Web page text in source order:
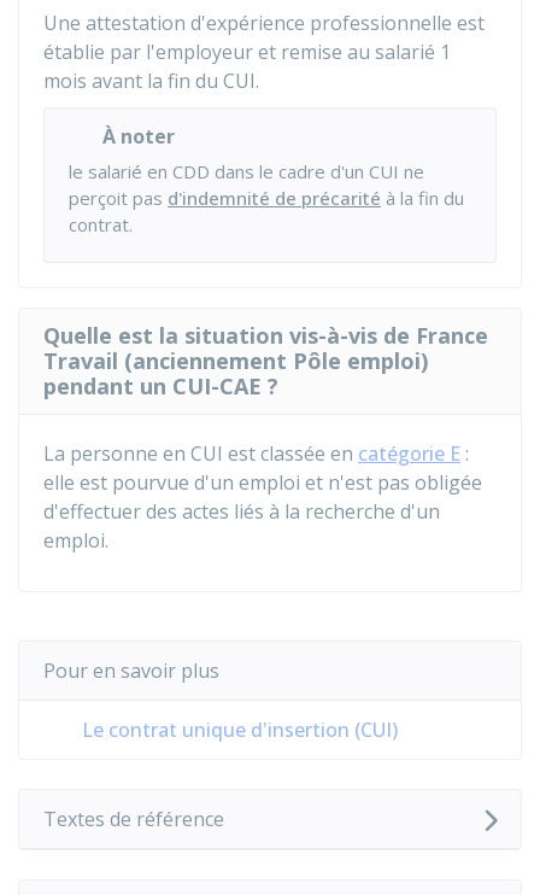
Une attestation d'expérience professionnelle est
établie par l'employeur et remise au salarié 1
mois avant la fin du CUI.
À noter
le salarié en CDD dans le cadre d'un CUI ne
perçoit pas d'indemnité de précarité à la fin du
contrat.
Quelle est la situation vis-à-vis de France
Travail (anciennement Pôle emploi)
pendant un CUI-CAE ?
La personne en CUI est classée en catégorie E :
elle est pourvue d'un emploi et n'est pas obligée
d'effectuer des actes liés à la recherche d'un
emploi.
Pour en savoir plus
Le contrat unique d'insertion (CUI)
Textes de référence